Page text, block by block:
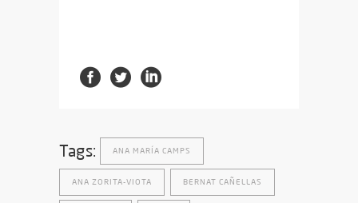
Tags: ANA MARÍA CAMPS
ANA ZORITA-VIOTA BERNAT CAÑELLAS